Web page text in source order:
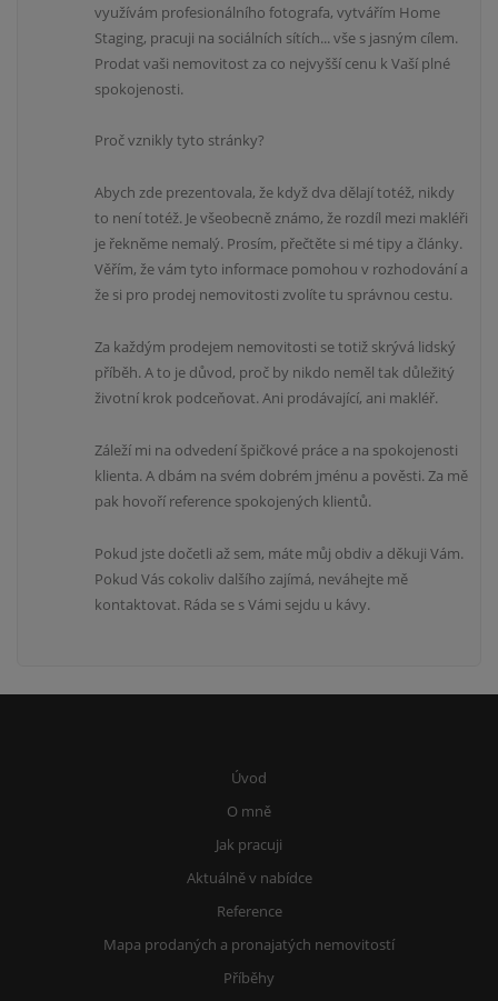
využívám profesionálního fotografa, vytvářím Home
Staging, pracuji na sociálních sítích... vše s jasným cílem.
Prodat vaši nemovitost za co nejvyšší cenu k Vaší plné
spokojenosti.
Proč vznikly tyto stránky?
Abych zde prezentovala, že když dva dělají totéž, nikdy
to není totéž. Je všeobecně známo, že rozdíl mezi makléři
je řekněme nemalý. Prosím, přečtěte si mé tipy a články.
Věřím, že vám tyto informace pomohou v rozhodování a
že si pro prodej nemovitosti zvolíte tu správnou cestu.
Za každým prodejem nemovitosti se totiž skrývá lidský
příběh. A to je důvod, proč by nikdo neměl tak důležitý
životní krok podceňovat. Ani prodávající, ani makléř.
Záleží mi na odvedení špičkové práce a na spokojenosti
klienta. A dbám na svém dobrém jménu a pověsti. Za mě
pak hovoří reference spokojených klientů.
Pokud jste dočetli až sem, máte můj obdiv a děkuji Vám.
Pokud Vás cokoliv dalšího zajímá, neváhejte mě
kontaktovat. Ráda se s Vámi sejdu u kávy.
Úvod
O mně
Jak pracuji
Aktuálně v nabídce
Reference
Mapa prodaných a pronajatých nemovitostí
Příběhy